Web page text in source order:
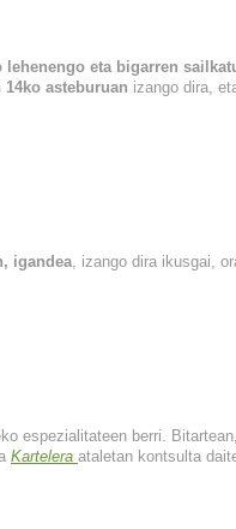
eta bigarren
asteburuan izango dira,
igandea, izango dira ikusgai,
espezialitateen berri.
Kartelera ataletan kontsulta